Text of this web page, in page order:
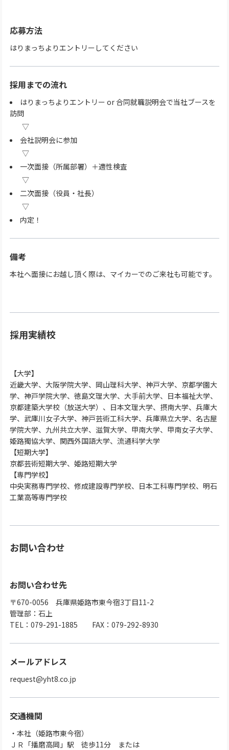
応募方法
はりまっちよりエントリーしてください
採用までの流れ
はりまっちよりエントリー or 合同就職説明会で当社ブースを
訪問
会社説明会に参加
一次面接（所属部署）＋適性検査
二次面接（役員・社長）
内定！
備考
本社へ面接にお越し頂く際は、マイカーでのご来社も可能です。
採用実績校
【大学】
近畿大学、大阪学院大学、岡山理科大学、神戸大学、京都学園大
学、神戸学院大学、徳島文理大学、大手前大学、日本福祉大学、
京都建築大学校（放送大学）、日本文理大学、摂南大学、兵庫大
学、武庫川女子大学、神戸芸術工科大学、兵庫県立大学、名古屋
学院大学、九州共立大学、滋賀大学、甲南大学、甲南女子大学、
姫路獨協大学、関西外国語大学、流通科学大学
【短期大学】
京都芸術短期大学、姫路短期大学
【専門学校】
中央実務専門学校、修成建設専門学校、日本工科専門学校、明石
工業高等専門学校
お問い合わせ
お問い合わせ先
〒670-0056 兵庫県姫路市東今宿3丁目11-2
管理部：石上
TEL：079-291-1885 FAX：079-292-8930
メールアドレス
request@yht8.co.jp
交通機関
・本社（姫路市東今宿）
ＪＲ「播磨高岡」駅 徒歩11分 または